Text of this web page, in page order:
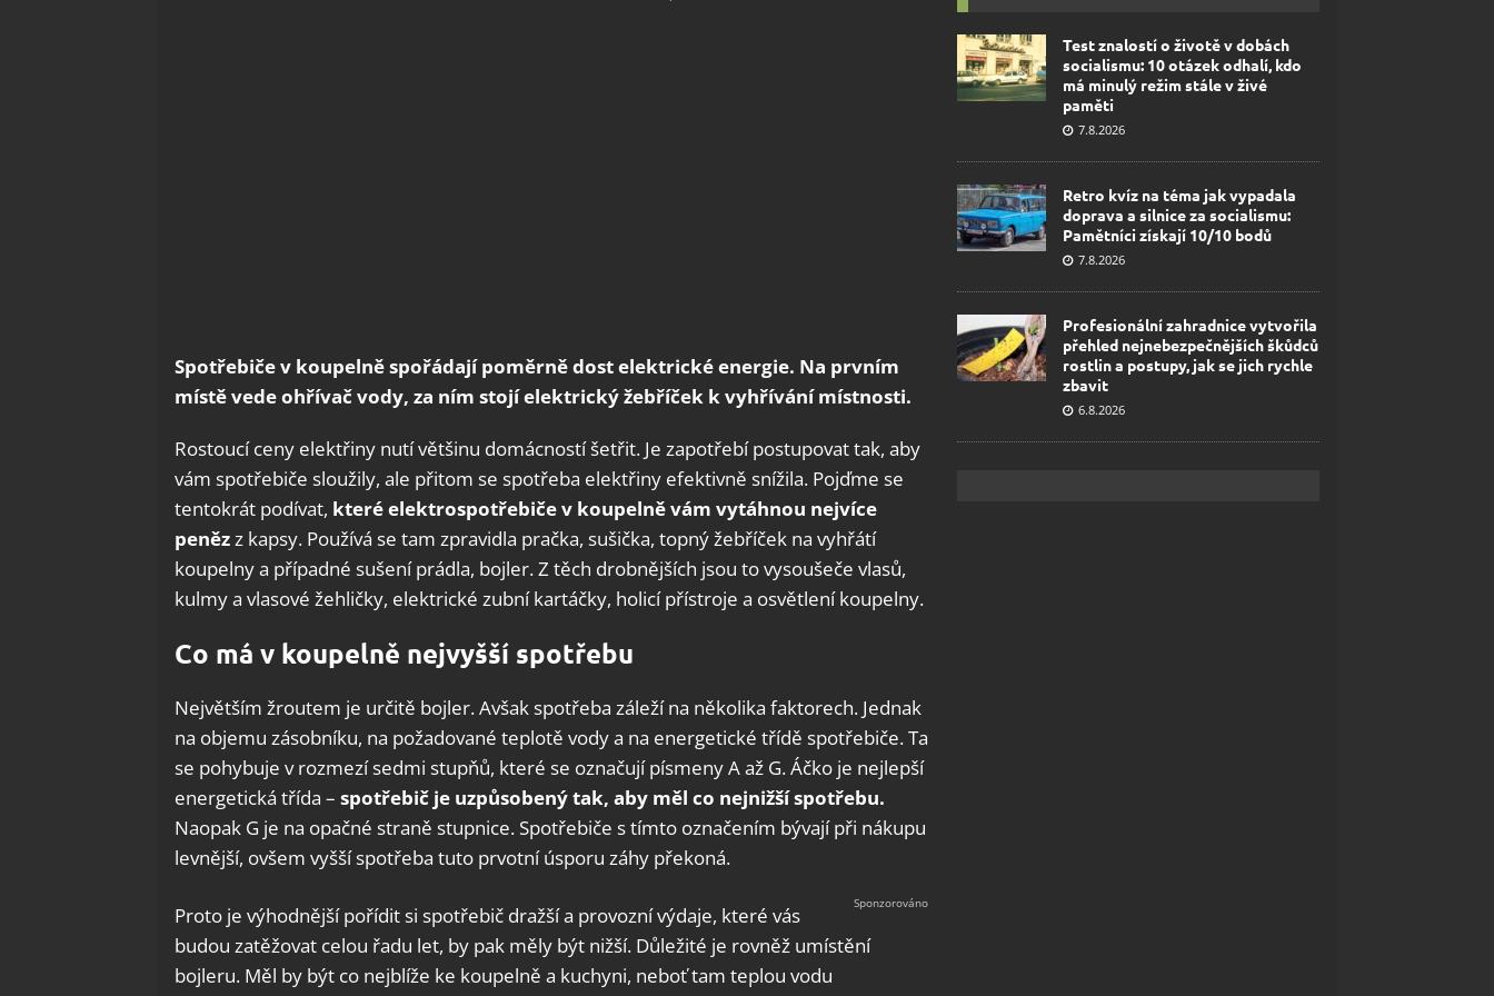
Spotřebiče v koupelně spořádají poměrně dost elektrické energie. Na prvním
místě vede ohřívač vody, za ním stojí elektrický žebříček k vyhřívání místnosti.
Rostoucí ceny elektřiny nutí většinu domácností šetřit. Je zapotřebí postupovat tak, aby
vám spotřebiče sloužily, ale přitom se spotřeba elektřiny efektivně snížila. Pojďme se
tentokrát podívat, které elektrospotřebiče v koupelně vám vytáhnou nejvíce
penězz kapsy. Používá se tam zpravidla pračka, sušička, topný žebříček na vyhřátí
koupelny a případné sušení prádla, bojler. Z těch drobnějších jsou to vysoušeče vlasů,
kulmy a vlasové žehličky, elektrické zubní kartáčky, holicí přístroje a osvětlení koupelny.
Co má v koupelně nejvyšší spotřebu
Největším žroutem je určitě bojler. Avšak spotřeba záleží na několika faktorech. Jednak
na objemu zásobníku, na požadované teplotě vody a na energetické třídě spotřebiče. Ta
se pohybuje v rozmezí sedmi stupňů, které se označují písmeny A až G. Áčko je nejlepší
energetická třída – spotřebič je uzpůsobený tak, aby měl co nejnižší spotřebu.
Naopak G je na opačné straně stupnice. Spotřebiče s tímto označením bývají při nákupu
levnější, ovšem vyšší spotřeba tuto prvotní úsporu záhy překoná.
Proto je výhodnější pořídit si spotřebič dražší a provozní výdaje, které vás
budou zatěžovat celou řadu let, by pak měly být nižší. Důležité je rovněž umístění
bojleru. Měl by být co nejblíže ke koupelně a kuchyni, neboť tam teplou vodu
Test znalostí o životě v dobách
socialismu: 10 otázek odhalí, kdo
má minulý režim stále v živé
paměti
7.8.2026
Retro kvíz na téma jak vypadala
doprava a silnice za socialismu:
Pamětníci získají 10/10 bodů
7.8.2026
Profesionální zahradnice vytvořila
přehled nejnebezpečnějších škůdců
rostlin a postupy, jak se jich rychle
zbavit
6.8.2026